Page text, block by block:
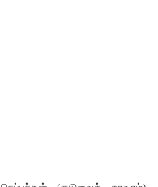
இங்கு